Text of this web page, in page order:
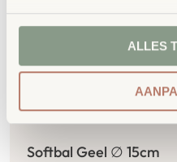
ALLES
Softbal Geel ∅ 15cm